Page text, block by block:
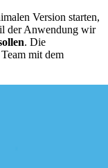
Version starten,
der Anwendung wir
. Die
mit dem